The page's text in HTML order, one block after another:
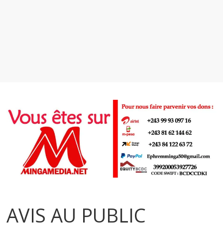
AVIS AU PUBLIC